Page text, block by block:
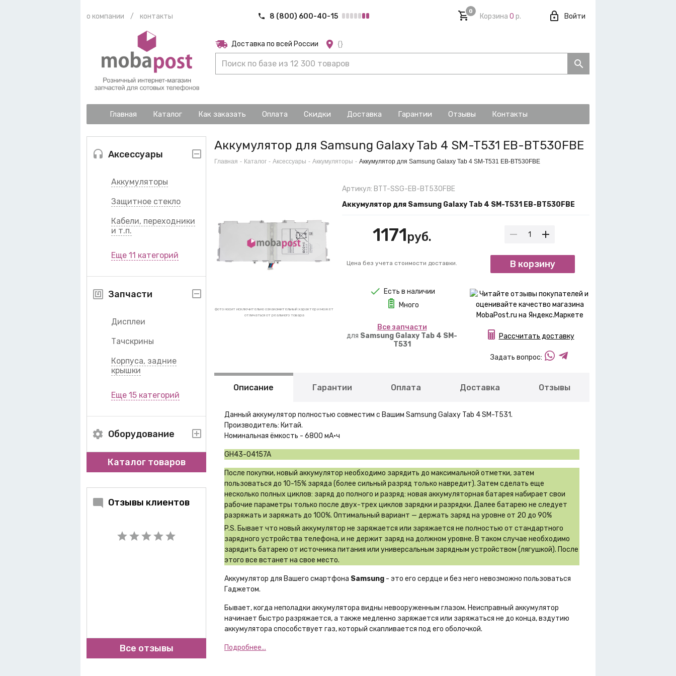
о компании / контакты 8 (800) 600-40-15
0
Корзина 0 р. Войти
Доставка по всей России {}
Главная Каталог Как заказать Оплата Скидки Доставка Гарантии Отзывы Контакты
Аксессуары
Аккумуляторы
Защитное стекло
Кабели, переходники
и т.п.
Еще 11 категорий
Запчасти
Дисплеи
Тачскрины
Корпуса, задние
крышки
Еще 15 категорий
Оборудование
Каталог товаров
Отзывы клиентов
Все отзывы
Аккумулятор для Samsung Galaxy Tab 4 SM-T531 EB-BT530FBE
Главная - Каталог - Аксессуары - Аккумуляторы - Аккумулятор для Samsung Galaxy Tab 4 SM-T531 EB-BT530FBE
фото носит исключительно ознакомительный характер и может
отличаться от реального товара
Артикул: BTT-SSG-EB-BT530FBE
Аккумулятор для Samsung Galaxy Tab 4 SM-T531 EB-BT530FBE
1171руб.
Цена без учета стоимости доставки.
Есть в наличии
Много
Вcе запчасти
для Samsung Galaxy Tab 4 SM-
T531
В корзину
Рассчитать доставку
Задать вопрос:
Описание Гарантии Оплата Доставка Отзывы
Данный аккумулятор полностью совместим с Вашим Samsung Galaxy Tab 4 SM-T531.
Производитель: Китай.
Номинальная ёмкость - 6800 мА·ч
GH43-04157A
После покупки, новый аккумулятор необходимо зарядить до максимальной отметки, затем
пользоваться до 10-15% заряда (более сильный разряд только навредит). Затем сделать еще
несколько полных циклов: заряд до полного и разряд: новая аккумуляторная батарея набирает свои
рабочие параметры только после двух-трех циклов зарядки и разрядки. Далее батарею не следует
разряжать и заряжать до 100%. Оптимальный вариант — держать заряд на уровне от 20 до 90%
P.S. Бывает что новый аккумулятор не заряжается или заряжается не полностью от стандартного
зарядного устройства телефона, и не держит заряд на должном уровне. В таком случае необходимо
зарядить батарею от источника питания или универсальным зарядным устройством (лягушкой). После
этого все встанет на свое место.
Аккумулятор для Вашего смартфона Samsung - это его сердце и без него невозможно пользоваться
Гаджетом.
Бывает, когда неполадки аккумулятора видны невооруженным глазом. Неисправный аккумулятор
начинает быстро разряжается, а также медленно заряжается или заряжаться не до конца, вздутию
аккумулятора способствует газ, который скапливается под его оболочкой.
Подробнее...